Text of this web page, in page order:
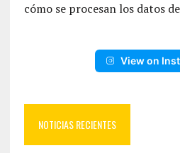
cómo se procesan los datos
View on
NOTICIAS RECIENTES